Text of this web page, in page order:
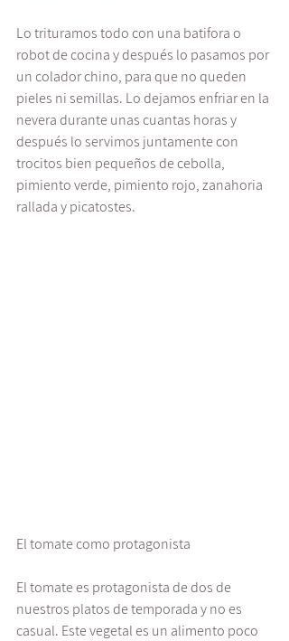
Lo trituramos todo con una batifora o
robot de cocina y después lo pasamos por
un colador chino, para que no queden
pieles ni semillas. Lo dejamos enfriar en la
nevera durante unas cuantas horas y
después lo servimos juntamente con
trocitos bien pequeños de cebolla,
pimiento verde, pimiento rojo, zanahoria
rallada y picatostes.
El tomate como protagonista
El tomate es protagonista de dos de
nuestros platos de temporada y no es
casual. Este vegetal es un alimento poco